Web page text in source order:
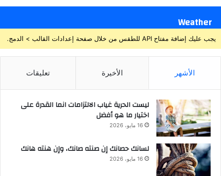
Weather
يجب عليك إضافة مفتاح API للطقس من خلال صفحة إعدادات القالب > الدمج.
الأشهر الأخيرة تعليقات
ليست الحرية غياب الالتزامات انما القدرة على
اختيار ما هو أفضل
16 مايو، 2026
لسانك حصانك إن صنته صانك، وإن هنته هانك
16 مايو، 2026